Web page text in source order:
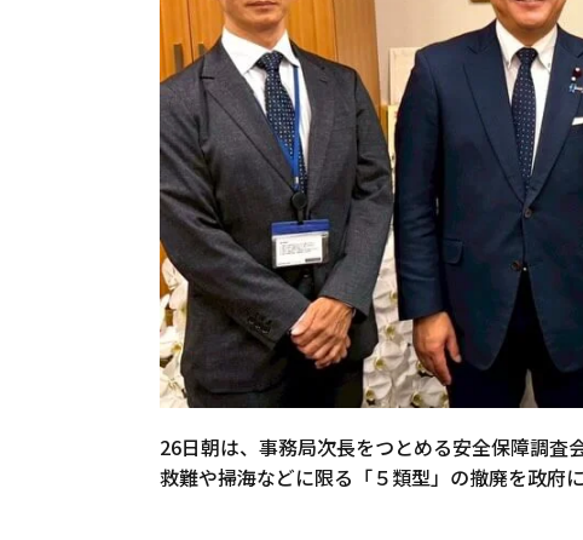
26日朝は、事務局次長をつとめる安全保障調査
救難や掃海などに限る「５類型」の撤廃を政府